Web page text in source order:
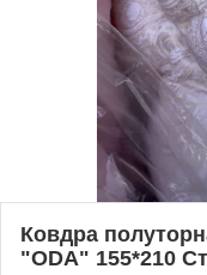
Ковдра
"ODA" 155*210